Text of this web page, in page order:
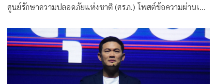
ศูนย์รักษาความปลอดภัยแห่งชาติ (ศรภ.) โพสต์ข้อความผ่านเฟ